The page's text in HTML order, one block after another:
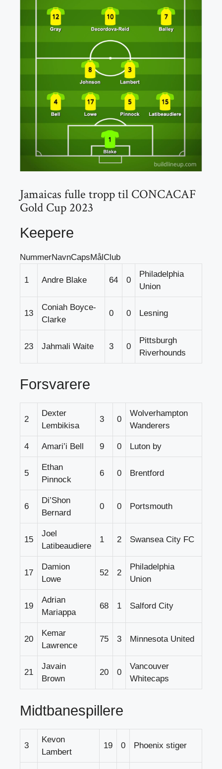
Jamaicas fulle tropp til CONCACAF
Gold Cup 2023
Keepere
NummerNavnCapsMålClub
1 Andre Blake 64 0
Philadelphia
Union
13
Coniah Boyce-
Clarke
0 0 Lesning
23 Jahmali Waite 3 0
Pittsburgh
Riverhounds
Forsvarere
2
Dexter
Lembikisa
3 0
Wolverhampton
Wanderers
4 Amari’i Bell 9 0 Luton by
5
Ethan
Pinnock
6 0 Brentford
6
Di’Shon
Bernard
0 0 Portsmouth
15
Joel
Latibeaudiere
1 2 Swansea City FC
17
Damion
Lowe
52 2
Philadelphia
Union
19
Adrian
Mariappa
68 1 Salford City
20
Kemar
Lawrence
75 3 Minnesota United
21
Javain
Brown
20 0
Vancouver
Whitecaps
Midtbanespillere
3
Kevon
Lambert
19 0 Phoenix stiger